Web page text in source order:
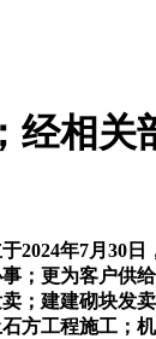
经相关
年7月30日
；更为客户供
；建建砌块发
方工程施工；